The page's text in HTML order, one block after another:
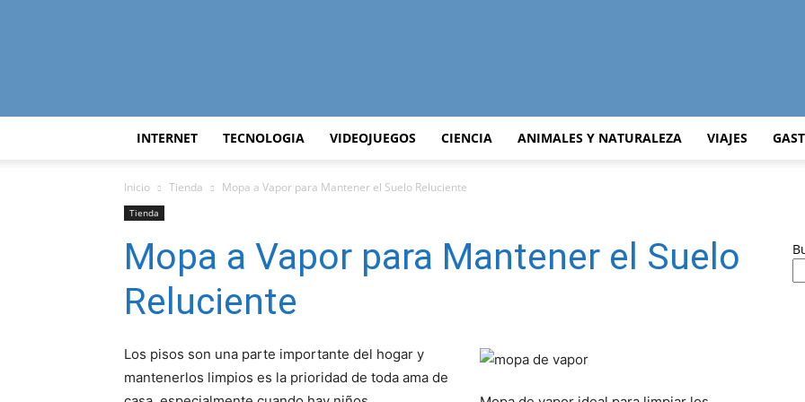
Curiosidades
INTERNET TECNOLOGIA VIDEOJUEGOS CIENCIA ANIMALES Y NATURALEZA VIAJES
Inicio Tienda Mopa a Vapor para Mantener el Suelo Reluciente
Tienda
Mopa a Vapor para Mantener el Suelo
Reluciente
Los pisos son una parte importante del hogar y
mantenerlos limpios es la prioridad de toda ama de